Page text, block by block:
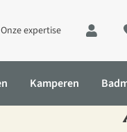
Onze expertise
Kamperen